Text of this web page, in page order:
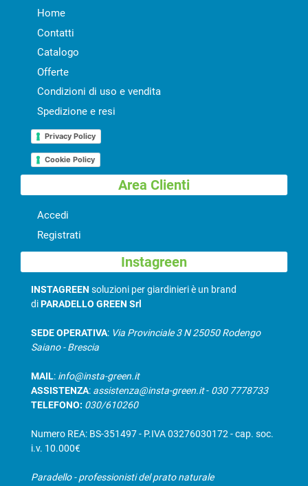
Home
Contatti
Catalogo
Offerte
Condizioni di uso e vendita
Spedizione e resi
Privacy Policy
Cookie Policy
Area Clienti
Accedi
Registrati
Instagreen
INSTAGREEN soluzioni per giardinieri è un brand
diPARADELLO GREEN Srl
SEDE OPERATIVA: Via Provinciale 3 N 25050 Rodengo
Saiano - Brescia
MAIL: info@insta-green.it
ASSISTENZA: assistenza@insta-green.it- 030 7778733
TELEFONO: 030/610260
Numero REA: BS-351497 - P.IVA 03276030172 - cap. soc.
i.v. 10.000€
Paradello - professionisti del prato naturale